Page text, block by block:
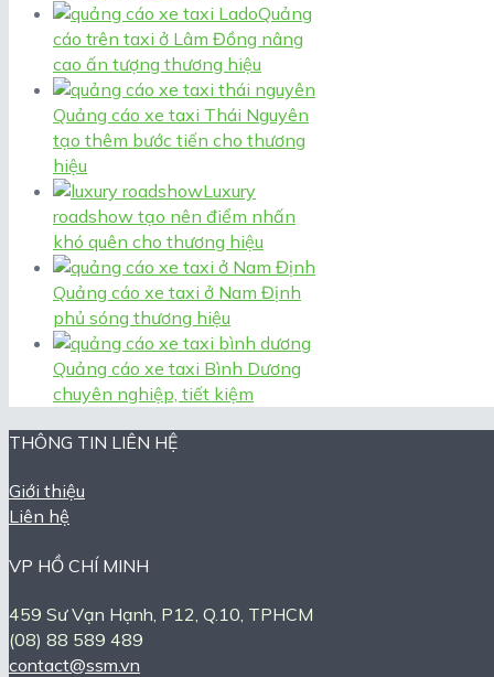
Quảng
cáo trên taxi ở Lâm Đồng nâng
cao ấn tượng thương hiệu
Quảng cáo xe taxi Thái Nguyên
tạo thêm bước tiến cho thương
hiệu
Luxury
roadshow tạo nên điểm nhấn
khó quên cho thương hiệu
Quảng cáo xe taxi ở Nam Định
phủ sóng thương hiệu
Quảng cáo xe taxi Bình Dương
chuyên nghiệp, tiết kiệm
THÔNG TIN LIÊN HỆ
Giới thiệu
Liên hệ
VP HỒ CHÍ MINH
459 Sư Vạn Hạnh, P12, Q.10, TPHCM
(08) 88 589 489
contact@ssm.vn